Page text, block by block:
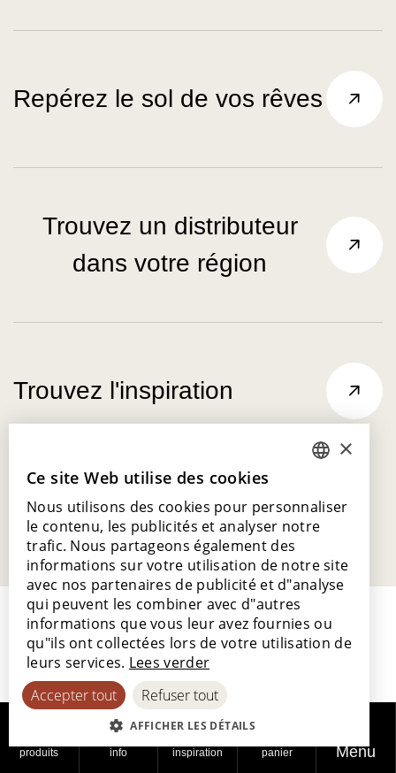
produits info inspiration panier Menu
Repérez le sol de vos rêves
Trouvez un distributeur
dans votre région
Trouvez l'inspiration
Lamett Europe SA
8540 Deerlijk
ENGLISH
FRENCH
SPANISH
×
Ce site Web utilise des cookies
Nous utilisons des cookies pour personnaliser
le contenu, les publicités et analyser notre
trafic. Nous partageons également des
informations sur votre utilisation de notre site
avec nos partenaires de publicité et d"analyse
qui peuvent les combiner avec d"autres
informations que vous leur avez fournies ou
qu"ils ont collectées lors de votre utilisation de
leurs services. Lees verder
Accepter tout
Refuser tout
AFFICHER LES DÉTAILS